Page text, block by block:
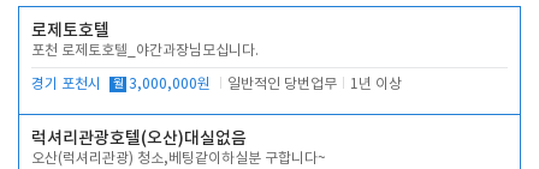
로제토호텔
포천 로제토호텔_야간과장님모십니다.
경기 포천시 월 3,000,000원 일반적인 당번업무 1년 이상
럭셔리관광호텔(오산)대실없음
오산(럭셔리관광) 청소,베팅같이하실분 구합니다~